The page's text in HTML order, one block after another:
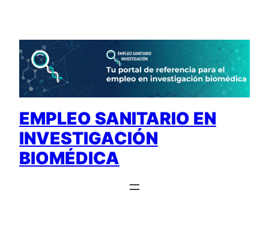
contenido
EMPLEO SANITARIO EN
INVESTIGACIÓN
BIOMÉDICA